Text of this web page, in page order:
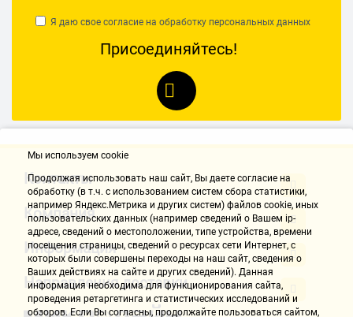
Я даю свое согласие на обработку персональных данных
Присоединяйтесь!
Контакты
Компания
Информация
Направления доставки
Мы используем cookie
Продолжая использовать наш cайт, Вы даете согласие на
обработку (в т.ч. с использованием систем сбора статистики,
например Яндекс.Метрика и других систем) файлов cookie, иных
пользовательских данных (например сведений о Вашем ip-
адресе, сведений о местоположении, типе устройства, времени
посещения страницы, сведений о ресурсах сети Интернет, с
которых были совершены переходы на наш сайт, сведения о
Ваших действиях на сайте и других сведений). Данная
информация необходима для функционирования сайта,
проведения ретаргетинга и статистических исследований и
обзоров. Если Вы согласны, продолжайте пользоваться сайтом,